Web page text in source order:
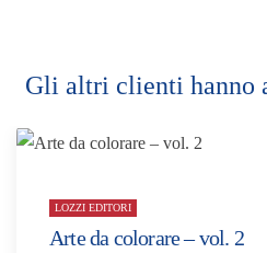
Gli altri clienti hanno
LOZZI EDITORI
Arte da colorare – vol. 2